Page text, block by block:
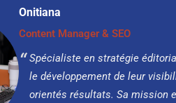
Onitiana
Content Manager & SEO
Spécialiste en stratégie
le développement de leur
orientés résultats. Sa mission